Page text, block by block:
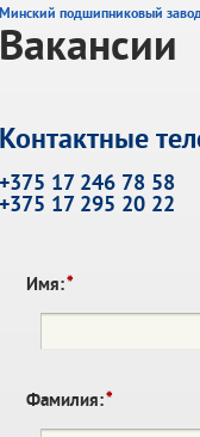
Минский подшипниковый
Вакансии
Контактные
+375 17 246 78 58
+375 17 295 20 22
Имя:*
Фамилия:*